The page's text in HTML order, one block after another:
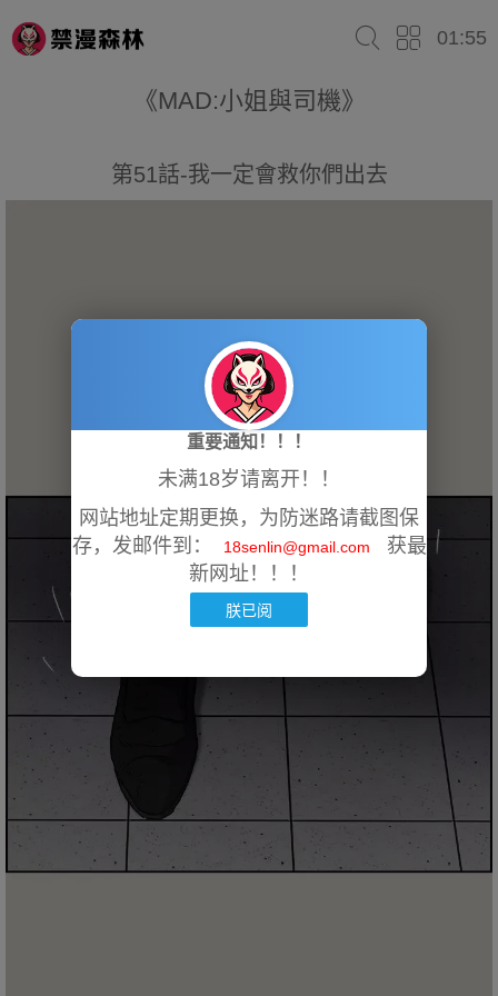
01:55
《MAD:小姐與司機》
第51話-我一定會救你們出去
重要通知！！！
未满18岁请离开！！
网站地址定期更换，为防迷路请截图保
存，发邮件到：
18senlin@gmail.com
获最
新网址！！！
朕已阅